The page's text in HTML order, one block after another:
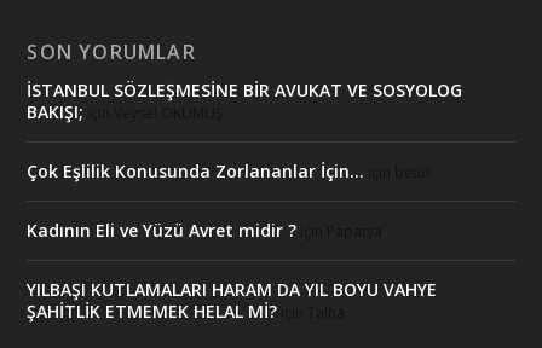
SON YORUMLAR
İSTANBUL SÖZLEŞMESİNE BİR AVUKAT VE SOSYOLOG
BAKIŞI;
Çok Eşlilik Konusunda Zorlananlar İçin…
Kadının Eli ve Yüzü Avret midir ?
YILBAŞI KUTLAMALARI HARAM DA YIL BOYU VAHYE
ŞAHİTLİK ETMEMEK HELAL Mİ?